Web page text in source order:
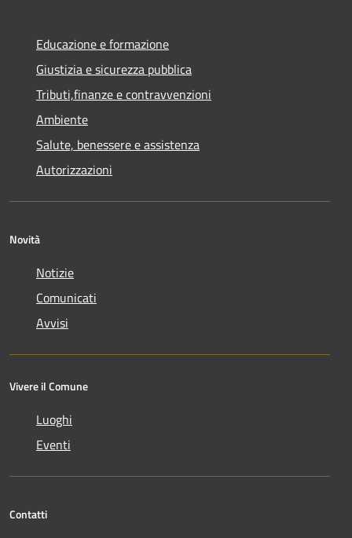
Educazione e formazione
Giustizia e sicurezza pubblica
Tributi,finanze e contravvenzioni
Ambiente
Salute, benessere e assistenza
Autorizzazioni
Novità
Notizie
Comunicati
Avvisi
Vivere il Comune
Luoghi
Eventi
Contatti